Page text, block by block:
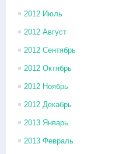
2012 Июль
2012 Август
2012 Сентябрь
2012 Октябрь
2012 Ноябрь
2012 Декабрь
2013 Январь
2013 Февраль